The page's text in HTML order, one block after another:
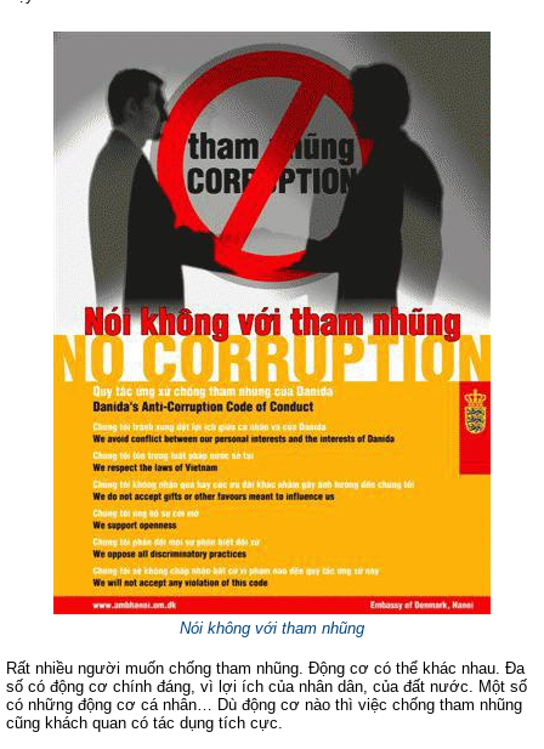
Nói không với tham nhũng
Rất nhiều người muốn chống tham nhũng. Động cơ có thể khác nhau. Đa
số có động cơ chính đáng, vì lợi ích của nhân dân, của đất nước. Một số
có những động cơ cá nhân… Dù động cơ nào thì việc chống tham nhũng
cũng khách quan có tác dụng tích cực.